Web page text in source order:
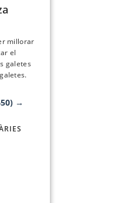
millorar
el
galetes
→